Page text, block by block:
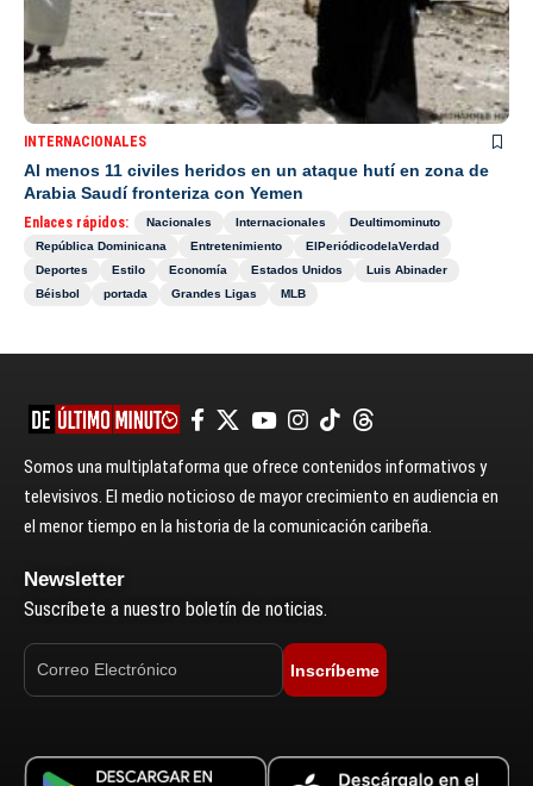
INTERNACIONALES
Al menos 11 civiles heridos en un ataque hutí en zona de
Arabia Saudí fronteriza con Yemen
Enlaces rápidos: Nacionales Internacionales
Deultimominuto
República Dominicana
Entretenimiento
ElPeriódicodelaVerdad
Deportes
Estilo Economía Estados Unidos
Luis Abinader
Béisbol
portada Grandes Ligas MLB
Somos una multiplataforma que ofrece contenidos informativos y
televisivos. El medio noticioso de mayor crecimiento en audiencia en
el menor tiempo en la historia de la comunicación caribeña.
Newsletter
Suscríbete a nuestro boletín de noticias.
Inscríbeme